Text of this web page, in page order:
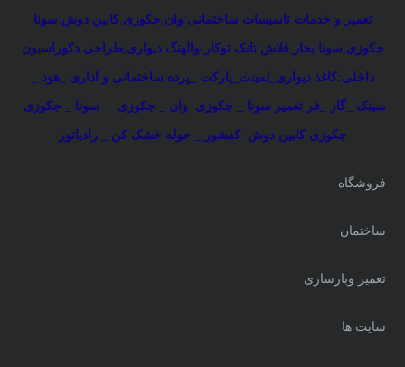
تعمیر و خدمات تاسیسات ساختمانی:وان,جکوزی,کابین دوش,سونا
جکوزی,سونا بخار ,فلاش تانک توکار-والهنگ دیواری,طراحی دکوراسیون
داخلی:کاغذ دیواری_لمینت_پارکت _پرده ساختمانی و اداری _هود _
سینک _گاز _فر تعمیر سونا _ جکوزی وان _ جکوزی سونا _ جکوزی
جکوزی کابین دوش کفشور _ حوله خشک کن _ رادیاتور
فروشگاه
ساختمان
تعمیر وبازسازی
سایت ها